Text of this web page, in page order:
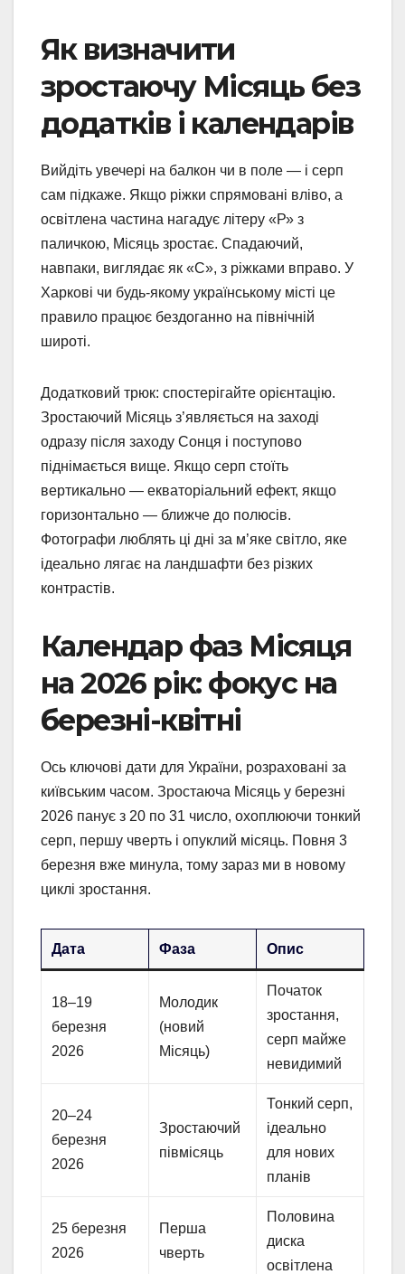
Як визначити
зростаючу Місяць без
додатків і календарів
Вийдіть увечері на балкон чи в поле — і серп
сам підкаже. Якщо ріжки спрямовані вліво, а
освітлена частина нагадує літеру «Р» з
паличкою, Місяць зростає. Спадаючий,
навпаки, виглядає як «С», з ріжками вправо. У
Харкові чи будь-якому українському місті це
правило працює бездоганно на північній
широті.
Додатковий трюк: спостерігайте орієнтацію.
Зростаючий Місяць з’являється на заході
одразу після заходу Сонця і поступово
піднімається вище. Якщо серп стоїть
вертикально — екваторіальний ефект, якщо
горизонтально — ближче до полюсів.
Фотографи люблять ці дні за м’яке світло, яке
ідеально лягає на ландшафти без різких
контрастів.
Календар фаз Місяця
на 2026 рік: фокус на
березні-квітні
Ось ключові дати для України, розраховані за
київським часом. Зростаюча Місяць у березні
2026 панує з 20 по 31 число, охоплюючи тонкий
серп, першу чверть і опуклий місяць. Повня 3
березня вже минула, тому зараз ми в новому
циклі зростання.
Дата Фаза Опис
18–19
березня
2026
Молодик
(новий
Місяць)
Початок
зростання,
серп майже
невидимий
20–24
березня
2026
Зростаючий
півмісяць
Тонкий серп,
ідеально
для нових
планів
25 березня
2026
Перша
чверть
Половина
диска
освітлена